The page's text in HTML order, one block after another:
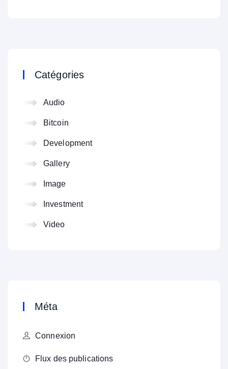
Catégories
Audio
Bitcoin
Development
Gallery
Image
Investment
Video
Méta
Connexion
Flux des publications